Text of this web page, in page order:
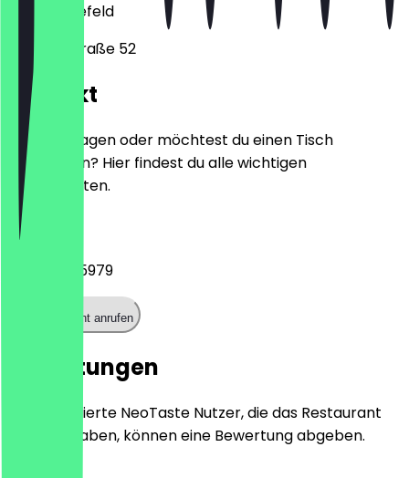
Bielefeld
Naggertstraße 52
Kontakt
Hast du Fragen oder möchtest du einen Tisch
reservieren? Hier findest du alle wichtigen
Kontaktdaten.
Telefon
0521 54365979
Restaurant anrufen
Bewertungen
Nur registrierte NeoTaste Nutzer, die das Restaurant
besucht haben, können eine Bewertung abgeben.